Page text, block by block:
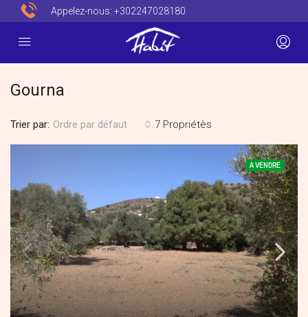
Appelez-nous: +302247028180
Gourna
7 Propriétès
Trier par: Ordre par défaut
A VENDRE